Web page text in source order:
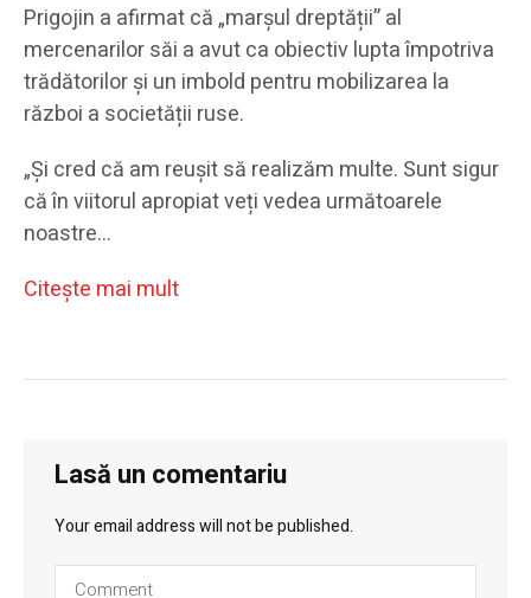
Prigojin a afirmat că „marșul dreptății” al
mercenarilor săi a avut ca obiectiv lupta împotriva
trădătorilor și un imbold pentru mobilizarea la
război a societății ruse.
„Și cred că am reușit să realizăm multe. Sunt sigur
că în viitorul apropiat veți vedea următoarele
noastre…
Citeşte mai mult
Lasă un comentariu
Your email address will not be published.